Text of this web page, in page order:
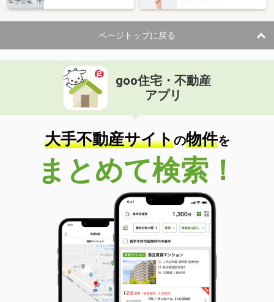
ページトップに戻る
goo住宅・不動産
アプリ
大手不動産サイトの物件を
まとめて検索！